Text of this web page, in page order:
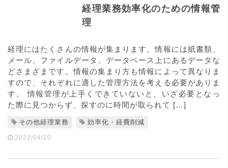
経理業務効率化のための情報管
理
経理にはたくさんの情報が集まります。情報には紙書類、
メール、ファイルデータ、データベース上にあるデータな
どさまざまです。情報の集まり方も情報によって異なりま
すので、それぞれに適した管理方法を考える必要がありま
す。 情報管理が上手くできていないと、いざ必要となっ
た際に見つからず、探すのに時間が取られて […]
その他経理業務 効率化・経費削減
2022/04/20